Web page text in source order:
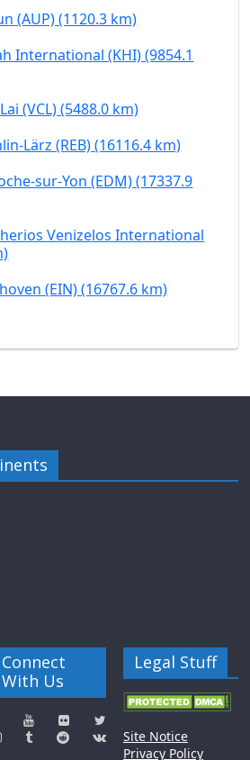
(AUP) (1120.3 km)
International (KHI) (9854.1
(VCL) (5488.0 km)
Lärz (REB) (16116.4 km)
sur-Yon (EDM) (17337.9
Venizelos International
(EIN) (16767.6 km)
Connect
With Us
Legal Stuff
Site Notice
Privacy Policy